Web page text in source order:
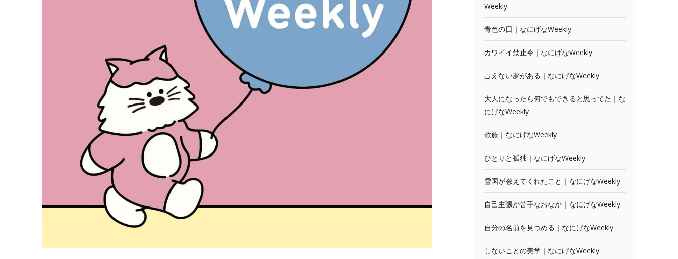
Weekly
青色の日｜なにげなWeekly
カワイイ禁止令｜なにげなWeekly
占えない夢がある｜なにげなWeekly
大人になったら何でもできると思ってた｜な
にげなWeekly
歌族｜なにげなWeekly
ひとりと孤独｜なにげなWeekly
雪国が教えてくれたこと｜なにげなWeekly
自己主張が苦手なおなか｜なにげなWeekly
自分の名前を見つめる｜なにげなWeekly
しないことの美学｜なにげなWeekly